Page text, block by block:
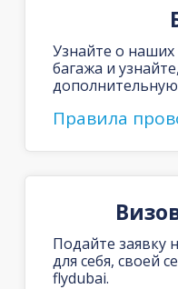
Узнайте о
багажа и
Правила
Подайте заявку
для себя, своей
flydubai.